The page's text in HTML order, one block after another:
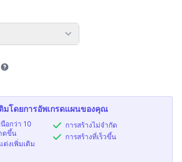
ติมโดยการอัพเกรดแผนของคุณ
อกว่า 10
ดขึ้น
ต่งเพิ่มเติม
การสร้างไม่จำกัด
การสร้างที่เร็วขึ้น